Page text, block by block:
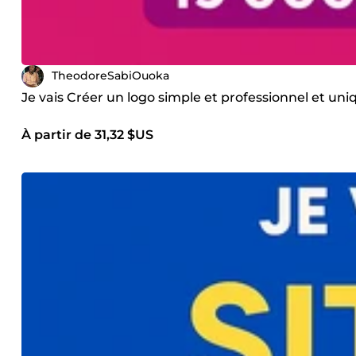
TheodoreSabiOuoka
Je vais Créer un logo simple et professionnel et
À partir de 31,32 $US